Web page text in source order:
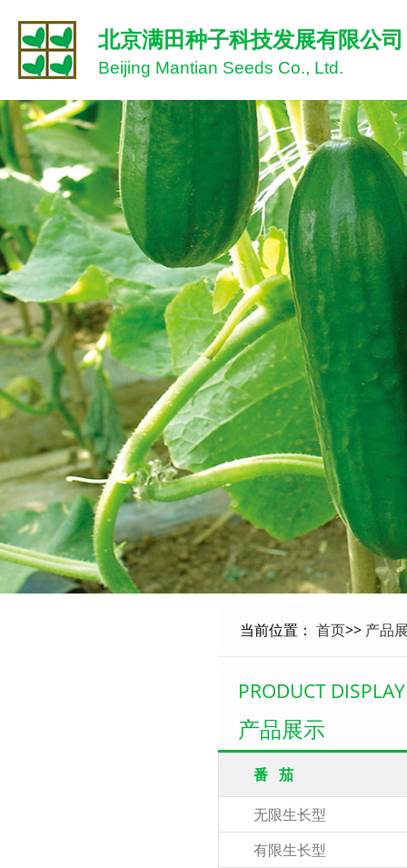
北京满田种子科技发展有限公司
Beijing Mantian Seeds Co., Ltd.
当前位置： 首页>> 产品
PRODUCT DISPLAY
产品展示
番 茄
无限生长型
有限生长型